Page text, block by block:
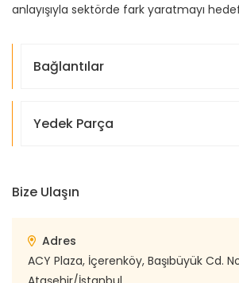
anlayışıyla sektörde fark yaratmayı
Bağlantılar
Yedek Parça
Bize Ulaşın
Adres
ACY Plaza, İçerenköy, Başıbüyük Cd.